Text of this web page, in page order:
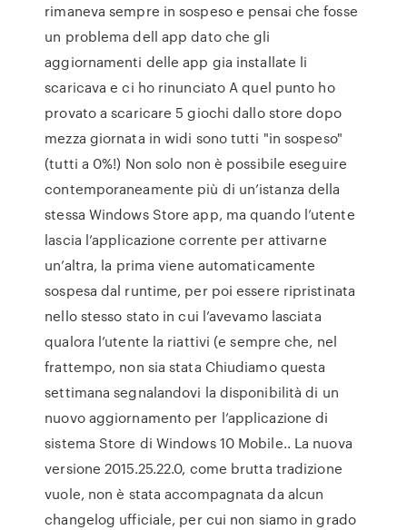
rimaneva sempre in sospeso e pensai che fosse
un problema dell app dato che gli
aggiornamenti delle app gia installate li
scaricava e ci ho rinunciato A quel punto ho
provato a scaricare 5 giochi dallo store dopo
mezza giornata in widi sono tutti "in sospeso"
(tutti a 0%!) Non solo non è possibile eseguire
contemporaneamente più di un’istanza della
stessa Windows Store app, ma quando l’utente
lascia l’applicazione corrente per attivarne
un’altra, la prima viene automaticamente
sospesa dal runtime, per poi essere ripristinata
nello stesso stato in cui l’avevamo lasciata
qualora l’utente la riattivi (e sempre che, nel
frattempo, non sia stata Chiudiamo questa
settimana segnalandovi la disponibilità di un
nuovo aggiornamento per l’applicazione di
sistema Store di Windows 10 Mobile.. La nuova
versione 2015.25.22.0, come brutta tradizione
vuole, non è stata accompagnata da alcun
changelog ufficiale, per cui non siamo in grado